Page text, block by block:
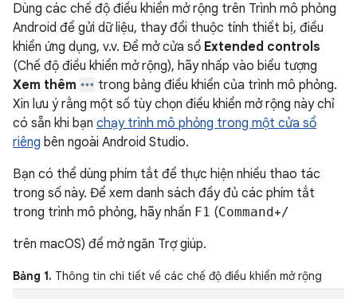
Dùng các chế độ điều khiển mở rộng trên Trình mô phỏng
Android để gửi dữ liệu, thay đổi thuộc tính thiết bị, điều
khiển ứng dụng, v.v. Để mở cửa sổ Extended controls
(Chế độ điều khiển mở rộng), hãy nhấp vào biểu tượng
Xem thêm
trong bảng điều khiển của trình mô phỏng.
Xin lưu ý rằng một số tùy chọn điều khiển mở rộng này chỉ
có sẵn khi bạn chạy trình mô phỏng trong một cửa sổ
riêng bên ngoài Android Studio.
Bạn có thể dùng phím tắt để thực hiện nhiều thao tác
trong số này. Để xem danh sách đầy đủ các phím tắt
trong trình mô phỏng, hãy nhấn F1 (Command+/
trên macOS) để mở ngăn Trợ giúp.
Bảng 1. Thông tin chi tiết về các chế độ điều khiển mở rộng